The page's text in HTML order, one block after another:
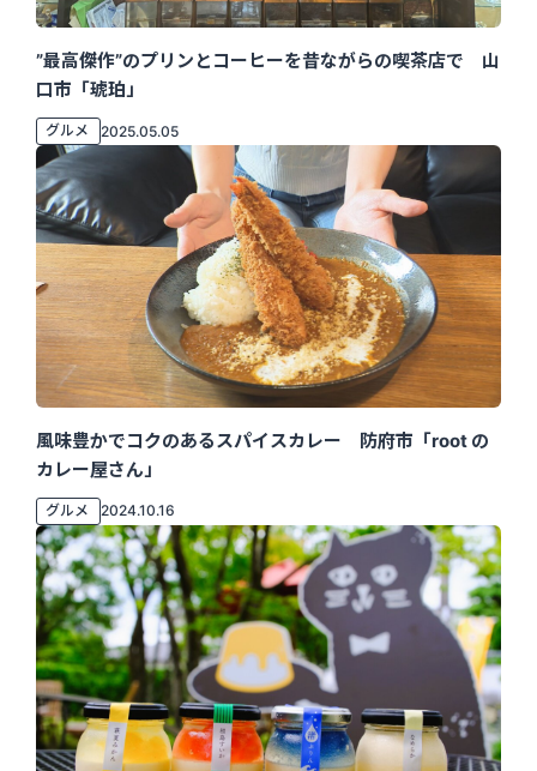
”最高傑作”のプリンとコーヒーを昔ながらの喫茶店で 山
口市「琥珀」
グルメ 2025.05.05
風味豊かでコクのあるスパイスカレー 防府市「root の
カレー屋さん」
グルメ 2024.10.16